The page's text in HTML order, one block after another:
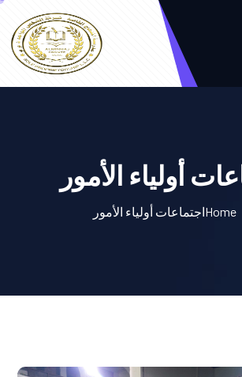
أولياء الأمور
Homeاجتماعات أولياء الأمور